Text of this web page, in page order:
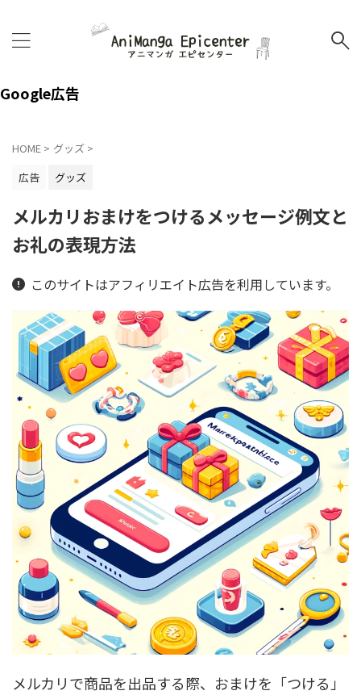
Google広告
HOME > グッズ >
広告
グッズ
メルカリおまけをつけるメッセージ例文と
お礼の表現方法
このサイトはアフィリエイト広告を利用しています。
メルカリで商品を出品する際、おまけを「つける」